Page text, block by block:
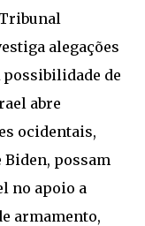
alegações
possibilidade de
abre
ocidentais,
Biden, possam
no apoio a
armamento,